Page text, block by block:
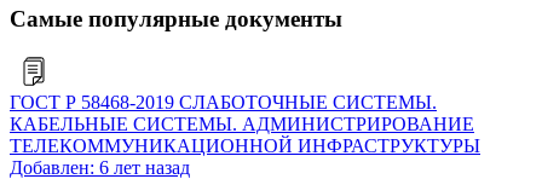
Самые популярные документы
ГОСТ Р 58468-2019 СЛАБОТОЧНЫЕ СИСТЕМЫ.
КАБЕЛЬНЫЕ СИСТЕМЫ. АДМИНИСТРИРОВАНИЕ
ТЕЛЕКОММУНИКАЦИОННОЙ ИНФРАСТРУКТУРЫ
Добавлен: 6 лет назад